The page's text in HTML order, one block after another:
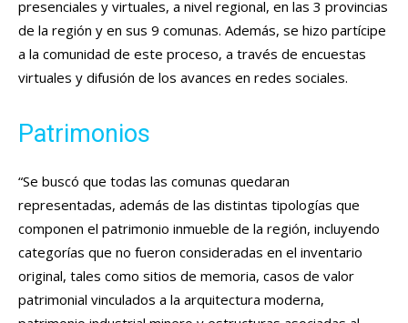
presenciales y virtuales, a nivel regional, en las 3 provincias
de la región y en sus 9 comunas. Además, se hizo partícipe
a la comunidad de este proceso, a través de encuestas
virtuales y difusión de los avances en redes sociales.
Patrimonios
“Se buscó que todas las comunas quedaran
representadas, además de las distintas tipologías que
componen el patrimonio inmueble de la región, incluyendo
categorías que no fueron consideradas en el inventario
original, tales como sitios de memoria, casos de valor
patrimonial vinculados a la arquitectura moderna,